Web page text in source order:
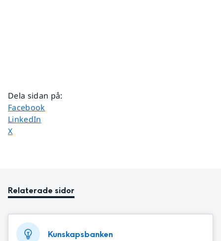
Dela sidan på:
Dela sidan på
Facebook
Dela sidan på
LinkedIn
Dela sidan på
X
Relaterade sidor
Kunskapsbanken